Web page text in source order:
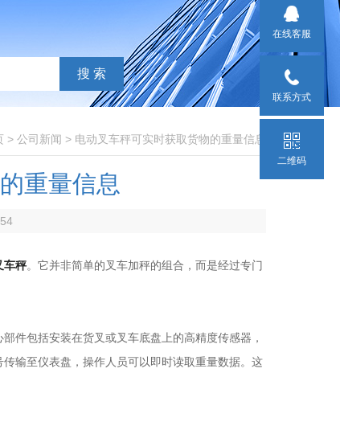
> 公司新闻 > 电动叉车秤可实时获取货物的重量信息
重量信息
车秤。它并非简单的叉车加秤的组合，而是经过专门
包括安装在货叉或叉车底盘上的高精度传感器，
输至仪表盘，操作人员可以即时读取重量数据。这
在线客服
联系方式
二维码